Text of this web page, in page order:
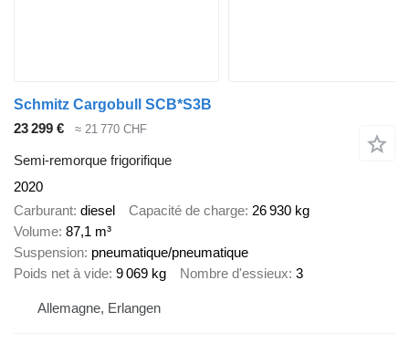
Schmitz Cargobull SCB*S3B
23 299 €
≈ 21 770 CHF
Semi-remorque frigorifique
2020
Carburant diesel Capacité de charge 26 930 kg
Volume 87,1 m³
Suspension pneumatique/pneumatique
Poids net à vide 9 069 kg Nombre d'essieux 3
Allemagne, Erlangen